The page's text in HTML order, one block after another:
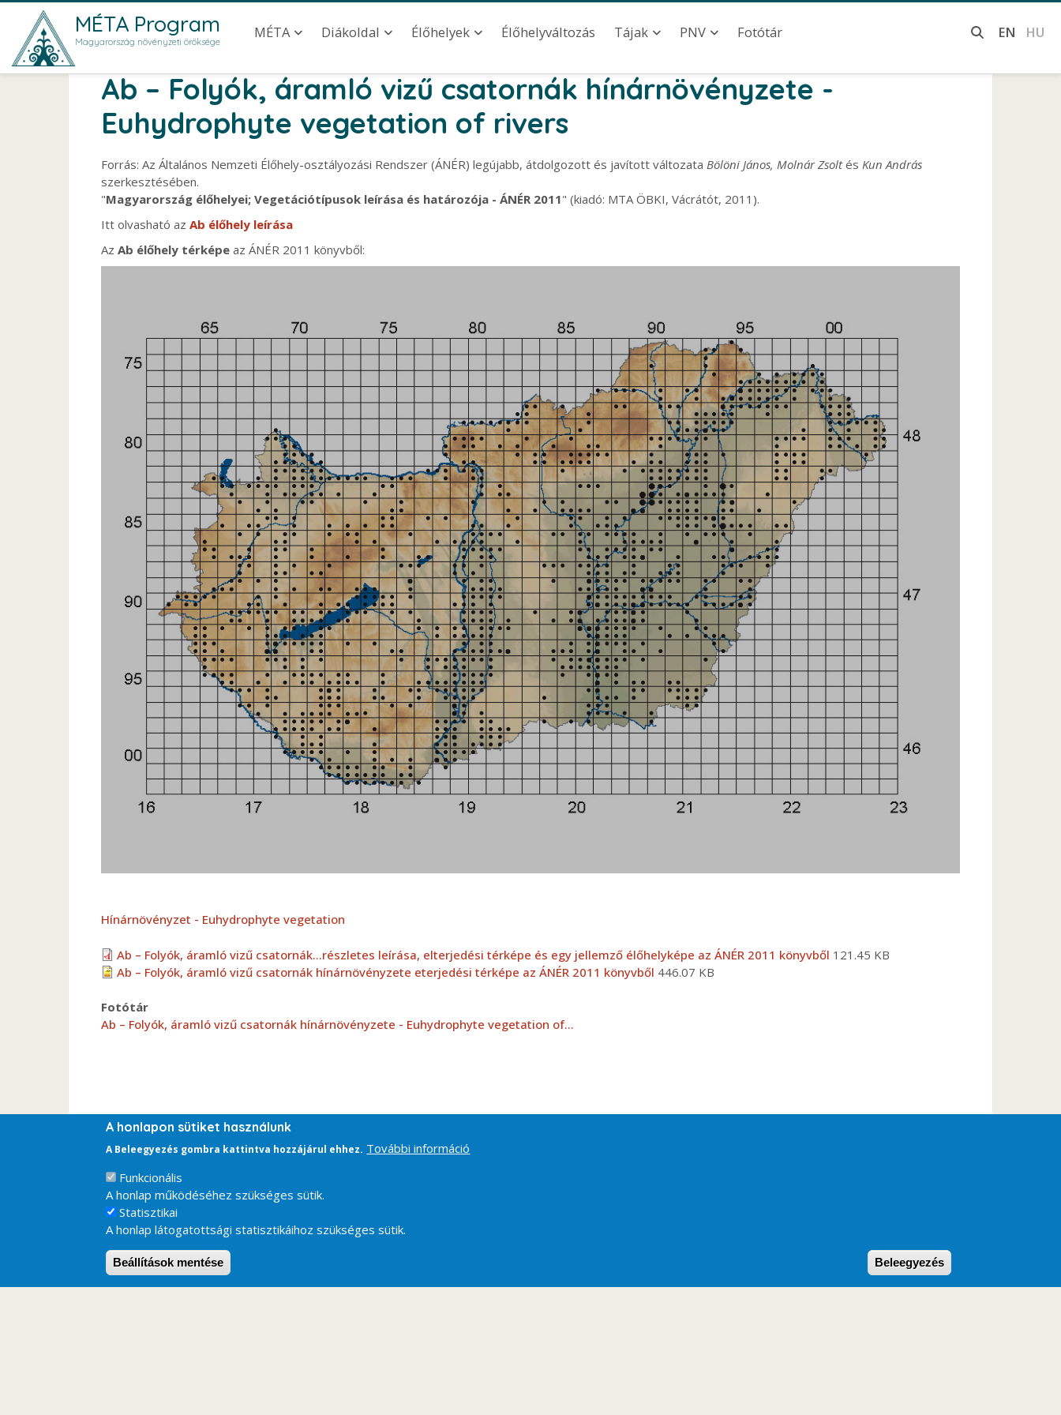
Ugrás a tartalomra
MÉTA Program
Magyarország növényzeti öröksége
Main navigation
MÉTA Diákoldal Élőhelyek Élőhelyváltozás Tájak PNV Fotótár EN HU
Ab – Folyók, áramló vizű csatornák hínárnövényzete -
Euhydrophyte vegetation of rivers
Forrás: Az Általános Nemzeti Élőhely-osztályozási Rendszer (ÁNÉR) legújabb, átdolgozott és javított változata Bölöni János, Molnár Zsoltés Kun András
szerkesztésében.
"Magyarország élőhelyei; Vegetációtípusok leírása és határozója - ÁNÉR 2011" (kiadó: MTA ÖBKI, Vácrátót, 2011).
Itt olvasható az Ab élőhely leírása
Az Ab élőhely térképe az ÁNÉR 2011 könyvből:
Hínárnövényzet - Euhydrophyte vegetation
Ab – Folyók, áramló vizű csatornák...részletes leírása, elterjedési térképe és egy jellemző élőhelyképe az ÁNÉR 2011 könyvből 121.45 KB
Ab – Folyók, áramló vizű csatornák hínárnövényzete eterjedési térképe az ÁNÉR 2011 könyvből 446.07 KB
Fotótár
Ab – Folyók, áramló vizű csatornák hínárnövényzete - Euhydrophyte vegetation of…
A honlapon sütiket használunk
A Beleegyezés gombra kattintva hozzájárul ehhez. További információ
Funkcionális
A honlap működéséhez szükséges sütik.
Statisztikai
A honlap látogatottsági statisztikáihoz szükséges sütik.
Beállítások mentése Beleegyezés